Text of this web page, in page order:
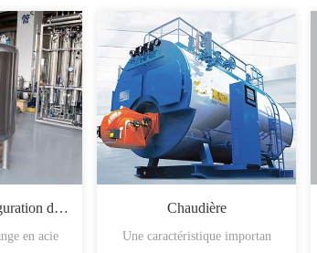
Système de configuration du sirop
en acie
Chaudière
Une caractéristique importan